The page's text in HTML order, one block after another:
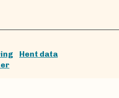
Hent data